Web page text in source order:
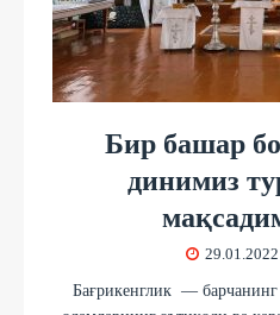
Бир башар
динимиз
29.01.2022
Бағрикенглик —